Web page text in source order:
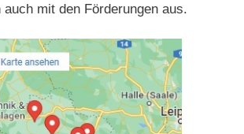
mit den Förderungen aus.